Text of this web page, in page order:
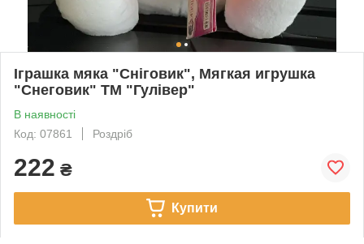
Іграшка мяка "Сніговик", Мягкая игрушка
"Снеговик" ТМ "Гулівер"
В наявності
Код: 07861
Роздріб
222 ₴
Купити